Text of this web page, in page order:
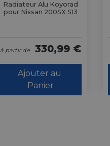
Radiateur Alu Koyorad
pour Nissan 200SX S13
à partir de 330,99 €
Ajouter au
Panier